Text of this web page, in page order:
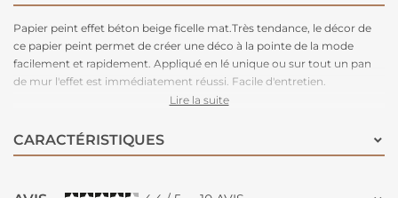
Papier peint effet béton beige ficelle mat.Très tendance, le décor de
ce papier peint permet de créer une déco à la pointe de la mode
facilement et rapidement. Appliqué en lé unique ou sur tout un pan
de mur l'effet est immédiatement réussi. Facile d'entretien.
Nettoyage avec une éponge humide à l’eau savonneuse. Plus besoin
demande pas de préparation particulière et se découpe facilement au
cutter.
Lire la suite
CARACTÉRISTIQUES